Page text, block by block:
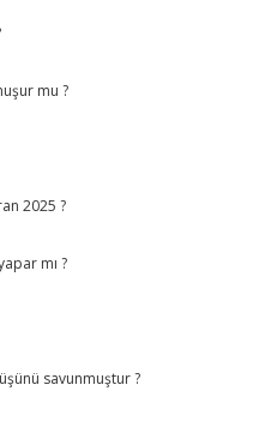
mu ?
2025 ?
mı ?
savunmuştur ?